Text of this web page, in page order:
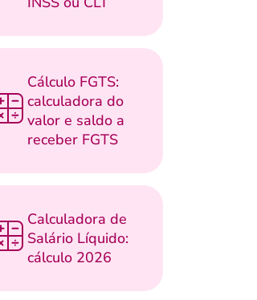
Cálculo FGTS:
calculadora do
valor e saldo a
receber FGTS
Calculadora de
Salário Líquido:
cálculo 2026